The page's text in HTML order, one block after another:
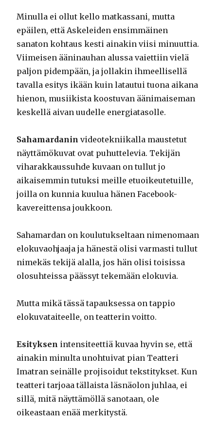
Minulla ei ollut kello matkassani, mutta
epäilen, että Askeleiden ensimmäinen
sanaton kohtaus kesti ainakin viisi minuuttia.
Viimeisen ääninauhan alussa vaiettiin vielä
paljon pidempään, ja jollakin ihmeellisellä
tavalla esitys ikään kuin latautui tuona aikana
hienon, musiikista koostuvan äänimaiseman
keskellä aivan uudelle energiatasolle.
Sahamardanin videotekniikalla maustetut
näyttämökuvat ovat puhuttelevia. Tekijän
viharakkaussuhde kuvaan on tullut jo
aikaisemmin tutuksi meille etuoikeutetuille,
joilla on kunnia kuulua hänen Facebook-
kavereittensa joukkoon.
Sahamardan on koulutukseltaan nimenomaan
elokuvaohjaaja ja hänestä olisi varmasti tullut
nimekäs tekijä alalla, jos hän olisi toisissa
olosuhteissa päässyt tekemään elokuvia.
Mutta mikä tässä tapauksessa on tappio
elokuvataiteelle, on teatterin voitto.
Esityksen intensiteettiä kuvaa hyvin se, että
ainakin minulta unohtuivat pian Teatteri
Imatran seinälle projisoidut tekstitykset. Kun
teatteri tarjoaa tällaista läsnäolon juhlaa, ei
sillä, mitä näyttämöllä sanotaan, ole
oikeastaan enää merkitystä.